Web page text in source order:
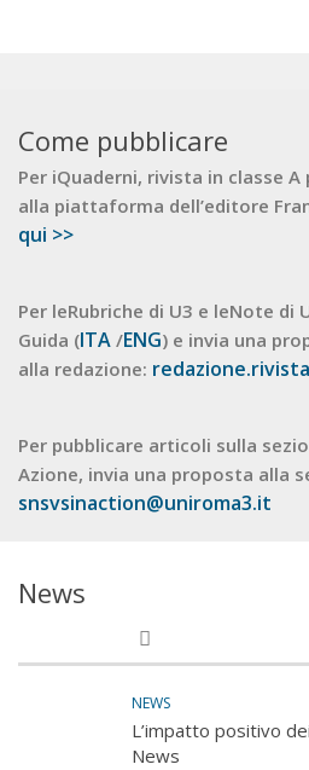
Come pubblicare
Per iQuaderni, rivista in classe A
alla piattaforma dell’editore
qui >>
Per leRubriche di U3 e leNote di
Guida (ITA /ENG) e invia una
alla redazione:
Per pubblicare articoli sulla
Azione, invia una proposta alla
snsvsinaction@uniroma3.it
News
NEWS
L’impatto positivo
News